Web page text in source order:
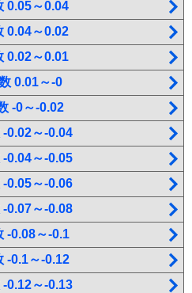
0.05～0.04
0.04～0.02
0.02～0.01
0.01～-0
-0～-0.02
0.02～-0.04
0.04～-0.05
0.05～-0.06
0.07～-0.08
-0.08～-0.1
-0.1～-0.12
0.12～-0.13